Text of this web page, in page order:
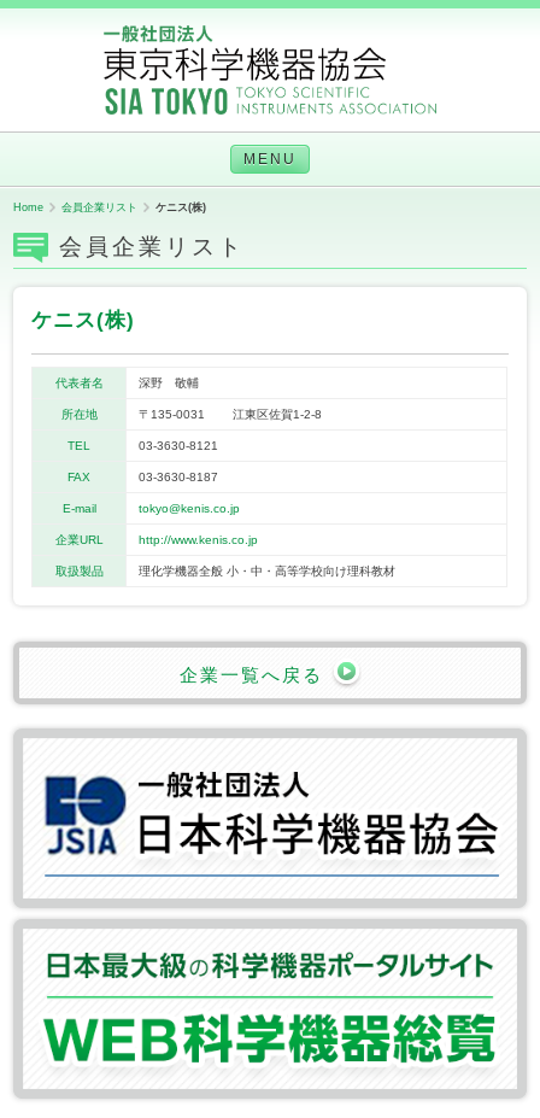
MENU
Home 会員企業リスト ケニス(株)
会員企業リスト
ケニス(株)
代表者名 深野 敬輔
所在地 〒135-0031 江東区佐賀1-2-8
TEL 03-3630-8121
FAX 03-3630-8187
E-mail tokyo@kenis.co.jp
企業URL http://www.kenis.co.jp
取扱製品 理化学機器全般 小・中・高等学校向け理科教材
企業一覧へ戻る